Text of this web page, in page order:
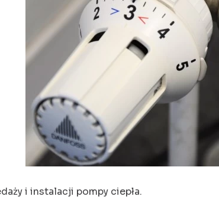
i instalacji pompy ciepła.